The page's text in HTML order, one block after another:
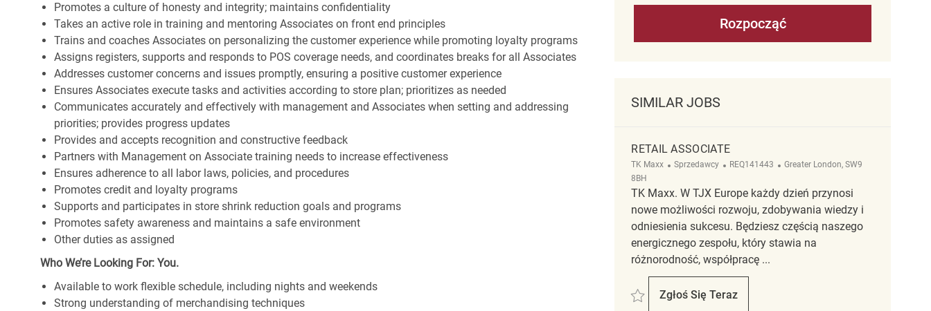
Promotes a culture of honesty and integrity; maintains confidentiality
Takes an active role in training and mentoring Associates on front end principles
Trains and coaches Associates on personalizing the customer experience while promoting loyalty programs
Assigns registers, supports and responds to POS coverage needs, and coordinates breaks for all Associates
Addresses customer concerns and issues promptly, ensuring a positive customer experience
Ensures Associates execute tasks and activities according to store plan; prioritizes as needed
Communicates accurately and effectively with management and Associates when setting and addressing
priorities; provides progress updates
Provides and accepts recognition and constructive feedback
Partners with Management on Associate training needs to increase effectiveness
Ensures adherence to all labor laws, policies, and procedures
Promotes credit and loyalty programs
Supports and participates in store shrink reduction goals and programs
Promotes safety awareness and maintains a safe environment
Other duties as assigned
Who We’re Looking For: You.
Available to work flexible schedule, including nights and weekends
Strong understanding of merchandising techniques
Rozpocząć
SIMILAR JOBS
RETAIL ASSOCIATE
TK Maxx Kategoria
Sprzedawcy ReqId
REQ141443 Lokalizacja
Greater London, SW9
8BH
TK Maxx. W TJX Europe każdy dzień przynosi
nowe możliwości rozwoju, zdobywania wiedzy i
odniesienia sukcesu. Będziesz częścią naszego
energicznego zespołu, który stawia na
różnorodność, współpracę ...
Zapisać Retail Associate REQ141443
Zgłoś Się Teraz
Retail Associate